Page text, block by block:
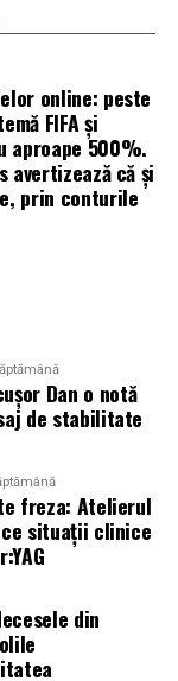
frecvent pe
utilizarea pe
6.
uleiul, în
concepute
similar celor
neplăcute
ar fi iluminare
multe
moderne de
să fie mereu la
de
pot fi
pentru
al
de
la educarea
mediului.
de soluții
online: peste
FIFA și
aproape 500%.
avertizează că și
prin conturile
Dan o notă
de stabilitate
freza: Atelierul
situații clinice
din